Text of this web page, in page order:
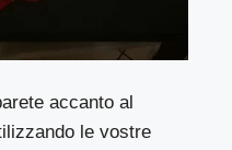
accanto al
le vostre